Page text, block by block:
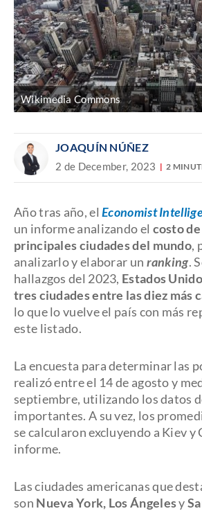
Wikimedia Commons
JOAQUÍN NÚÑEZ
2 de December, 2023 2
Año tras año, elEconomist
un informe analizando el costo
principales ciudades del mundo,
analizarlo y elaborar un ranking.
hallazgos del 2023, Estados
tres ciudades entre las diez más
lo que lo vuelve el país con más
este listado.
La encuesta para determinar las
realizó entre el 14 de agosto y
septiembre, utilizando los datos
importantes. A su vez, los
se calcularon excluyendo a Kiev y
informe.
Las ciudades americanas que
son Nueva York, Los Ángelesy